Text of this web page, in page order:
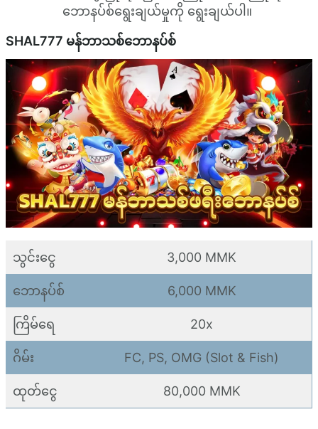
ဘောနပ်စ်ရွေးချယ်မှုကို ရွေးချယ်ပါ။
SHAL777 မန်ဘာသစ်ဘောနပ်စ်
သွင်းငွေ 3,000 MMK
ဘောနပ်စ် 6,000 MMK
ကြိမ်ရေ 20x
ဂိမ်း FC, PS, OMG (Slot & Fish)
ထုတ်ငွေ 80,000 MMK